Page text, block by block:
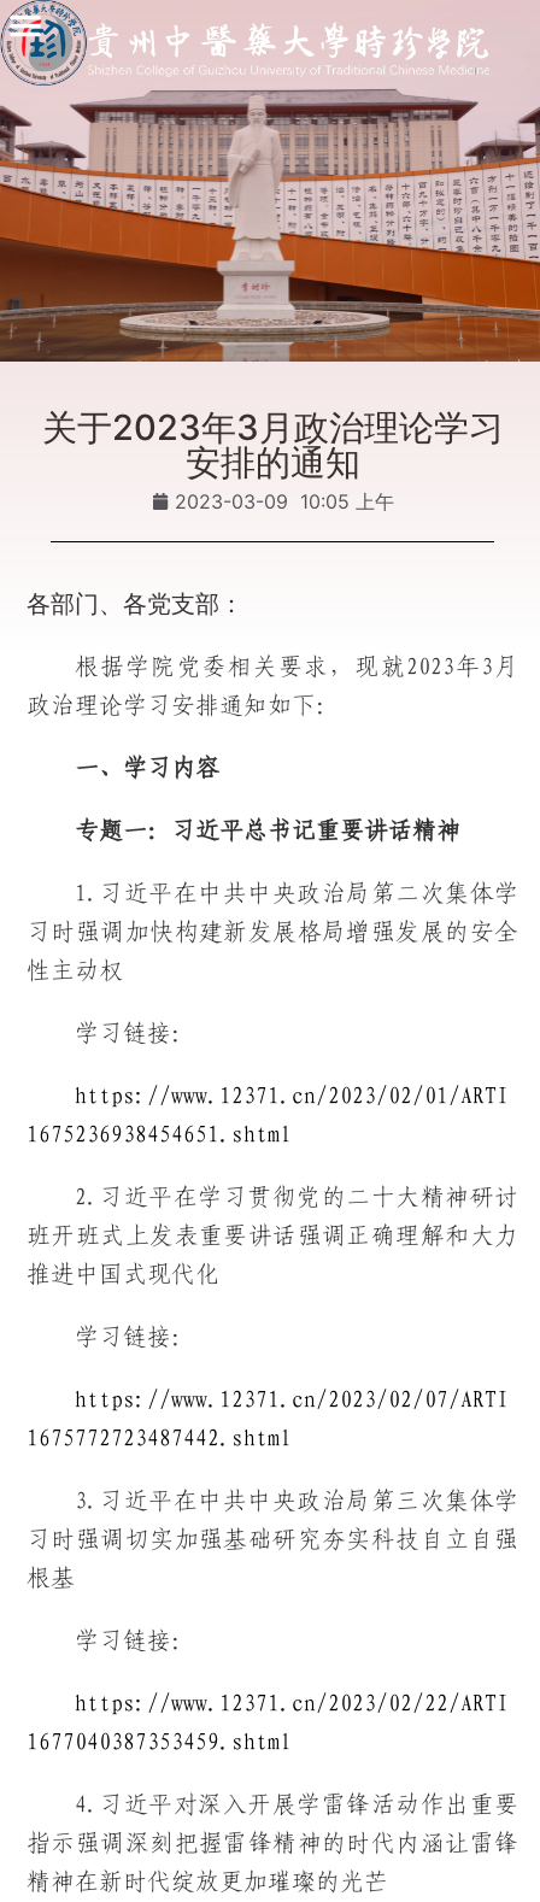
关于2023年3月政治理论学习
安排的通知
2023-03-09 10:05 上午
各部门、各党支部：
根据学院党委相关要求，现就2023年3月
政治理论学习安排通知如下：
一、学习内容
专题一： 习近平总书记重要讲话精神
1.习近平在中共中央政治局第二次集体学
习时强调加快构建新发展格局增强发展的安全
性主动权
学习链接：
https://www.12371.cn/2023/02/01/ARTI
1675236938454651.shtml
2.习近平在学习贯彻党的二十大精神研讨
班开班式上发表重要讲话强调正确理解和大力
推进中国式现代化
学习链接：
https://www.12371.cn/2023/02/07/ARTI
1675772723487442.shtml
3.习近平在中共中央政治局第三次集体学
习时强调切实加强基础研究夯实科技自立自强
根基
学习链接：
https://www.12371.cn/2023/02/22/ARTI
1677040387353459.shtml
4.习近平对深入开展学雷锋活动作出重要
指示强调深刻把握雷锋精神的时代内涵让雷锋
精神在新时代绽放更加璀璨的光芒